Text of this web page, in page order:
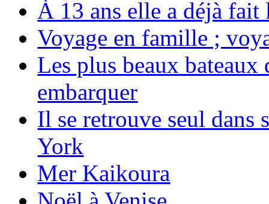
À 13 ans elle a déjà
Voyage en famille ;
Les plus beaux bateaux
embarquer
Il se retrouve seul dans
York
Mer Kaikoura